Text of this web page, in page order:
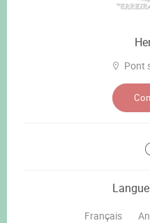
Pont
Français